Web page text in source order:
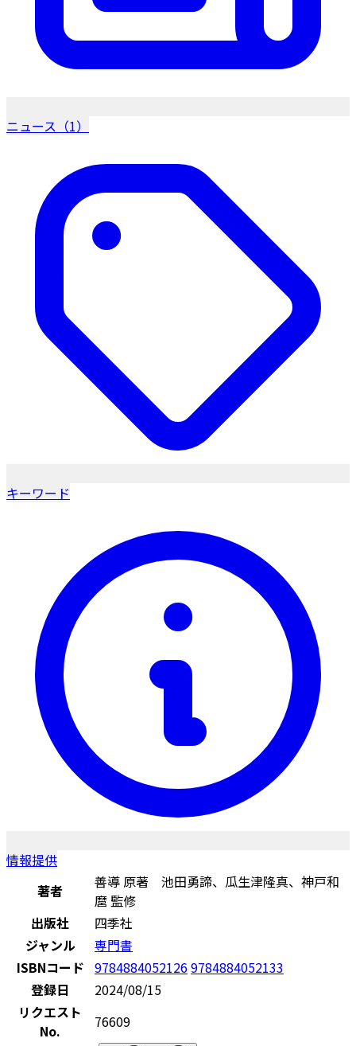
ニュース（1）
キーワード
情報提供
著者
善導 原著 池田勇諦、瓜生津隆真、神戸和
麿 監修
出版社
四季社
ジャンル
専門書
ISBNコード 97848840521269784884052133
登録日
2024/08/15
リクエスト
No.
76609